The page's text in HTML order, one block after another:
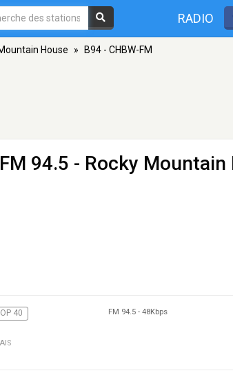
RADIO
House » B94 - CHBW-FM
94.5 - Rocky Mountain
40 FM 94.5 - 48Kbps